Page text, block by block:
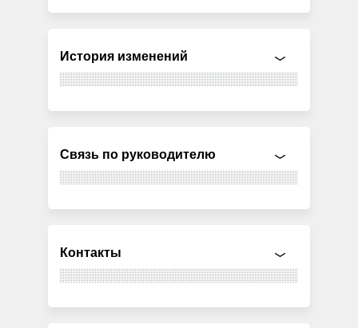
История изменений
Связь по руководителю
Контакты